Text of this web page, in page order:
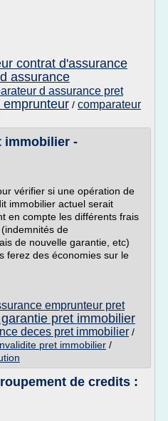
contrat d'assurance
assurance
d assurance pret
emprunteur / comparateur
immobilier -
vérifier si une opération de
immobilier actuel serait
en compte les différents frais
de
de nouvelle garantie, etc)
ferez des économies sur le
emprunteur pret
pret immobilier
deces pret immobilier /
pret immobilier /
de credits :